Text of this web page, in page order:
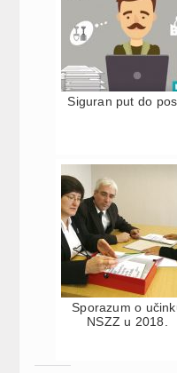
Siguran put do
Sporazum o
NSZZ u 2018.